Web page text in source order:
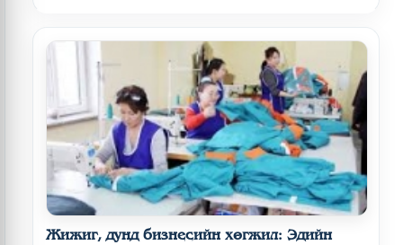
Жижиг, дунд бизнесийн хөгжил: Эдийн